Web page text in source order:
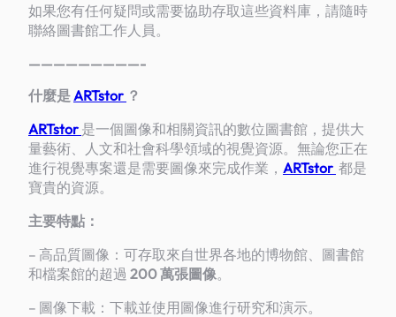
如果您有任何疑問或需要協助存取這些資料庫，請隨時
聯絡圖書館工作人員。
—————————-
什麼是 ARTstor ？
ARTstor 是一個圖像和相關資訊的數位圖書館，提供大
量藝術、人文和社會科學領域的視覺資源。無論您正在
進行視覺專案還是需要圖像來完成作業， ARTstor 都是
寶貴的資源。
主要特點：
– 高品質圖像：可存取來自世界各地的博物館、圖書館
和檔案館的超過 200 萬張圖像。
– 圖像下載：下載並使用圖像進行研究和演示。